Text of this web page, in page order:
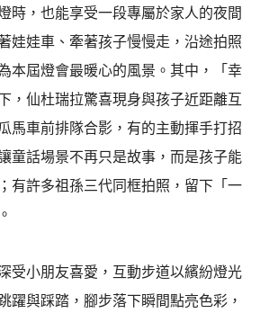
時，也能享受一段專屬於家人的夜間
娃娃車、牽著孩子慢慢走，沿途拍照
本屆燈會最暖心的風景。其中，「幸
，仙杜瑞拉驚喜現身與孩子近距離互
馬車前排隊合影，有的主動揮手打招
童話場景不再只是故事，而是孩子能
有許多祖孫三代同框拍照，留下「一
受小朋友喜愛，互動步道以繽紛燈光
躍與踩踏，腳步落下瞬間點亮色彩，